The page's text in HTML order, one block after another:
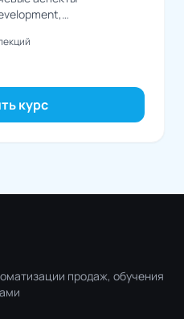
курс
продаж, обучения